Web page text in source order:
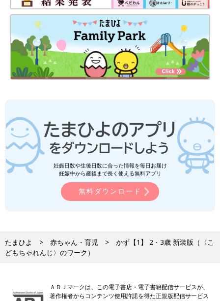
妊娠日数や生後日数に合った情報を毎日お届け
妊娠中から産後まで長く使える無料アプリ
無料ダウンロード
たまひよ 赤ちゃん・育児
かず【1】 2・3歳 新装版（〈こ
どもちゃれんじ〉のワーク）
ＡＢＪマークは、この電子書店・電子書籍配信サービスが、
著作権者からコンテンツ使用許諾を得た正規版配信サービス